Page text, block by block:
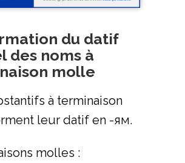
du datif
des noms à
molle
à terminaison
leur datif en -ям.
molles :